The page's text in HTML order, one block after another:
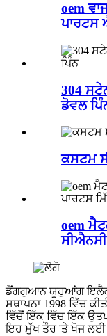
oem
ਪਾਰਟਸ
304
ਡੋਵਲ
ਕਸਟਮ
oem
ਡੋਂਗਗੁਆਨ ਯੂਹੁਆਂਗ
ਸਥਾਪਨਾ 1998 ਵਿੱਚ
ਵਿੱਚੋਂ ਇੱਕ ਵਿੱਚ ਇੱਕ
ਇਹ ਮੁੱਖ ਤੌਰ 'ਤੇ ਖੋਜ ਲਈ